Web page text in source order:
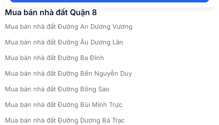
Mua bán nhà đất Quận 8
Mua bán nhà đất Đường An Dương Vương
Mua bán nhà đất Đường Âu Dương Lân
Mua bán nhà đất Đường Ba Đình
Mua bán nhà đất Đường Bến Nguyễn Duy
Mua bán nhà đất Đường Bông Sao
Mua bán nhà đất Đường Bùi Minh Trực
Mua bán nhà đất Đường Dương Bá Trạc